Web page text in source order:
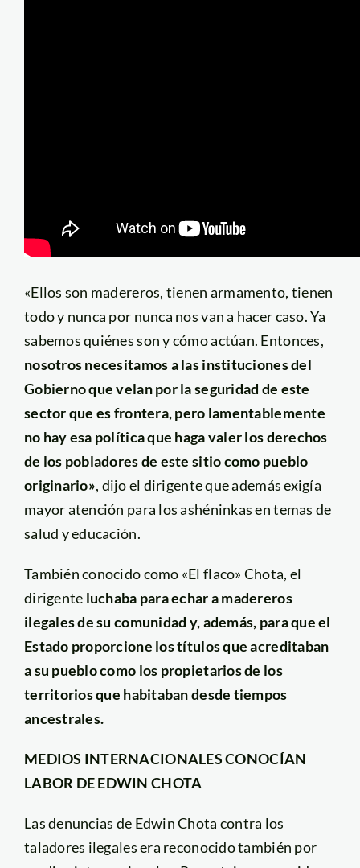
«Ellos son madereros, tienen armamento, tienen
todo y nunca por nunca nos van a hacer caso. Ya
sabemos quiénes son y cómo actúan. Entonces,
nosotros necesitamos a las instituciones del
Gobierno que velan por la seguridad de este
sector que es frontera, pero lamentablemente
no hay esa política que haga valer los derechos
de los pobladores de este sitio como pueblo
originario», dijo el dirigente que además exigía
mayor atención para los ashéninkas en temas de
salud y educación.
También conocido como «El flaco» Chota, el
dirigente luchaba para echar a madereros
ilegales de su comunidad y, además, para que el
Estado proporcione los títulos que acreditaban
a su pueblo como los propietarios de los
territorios que habitaban desde tiempos
ancestrales.
MEDIOS INTERNACIONALES CONOCÍAN
LABOR DE EDWIN CHOTA
Las denuncias de Edwin Chota contra los
taladores ilegales era reconocido también por